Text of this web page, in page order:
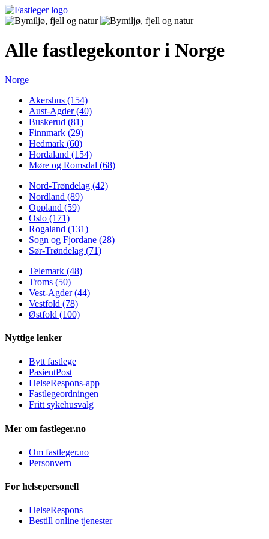
Alle fastlegekontor i Norge
Norge
Akershus (154)
Aust-Agder (40)
Buskerud (81)
Finnmark (29)
Hedmark (60)
Hordaland (154)
Møre og Romsdal (68)
Nord-Trøndelag (42)
Nordland (89)
Oppland (59)
Oslo (171)
Rogaland (131)
Sogn og Fjordane (28)
Sør-Trøndelag (71)
Telemark (48)
Troms (50)
Vest-Agder (44)
Vestfold (78)
Østfold (100)
Nyttige lenker
Bytt fastlege
PasientPost
HelseRespons-app
Fastlegeordningen
Fritt sykehusvalg
Mer om fastleger.no
Om fastleger.no
Personvern
For helsepersonell
HelseRespons
Bestill online tjenester